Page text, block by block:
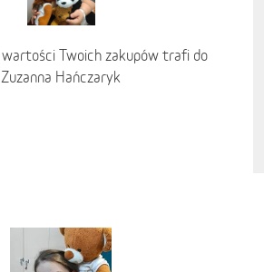
wartości Twoich zakupów trafi do
Zuzanna Hańczaryk